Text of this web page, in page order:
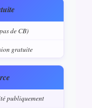
de CB)
gratuite
publiquement